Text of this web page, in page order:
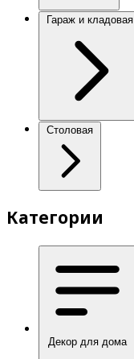
Гараж и кладовая
Столовая
Категории
Декор для дома